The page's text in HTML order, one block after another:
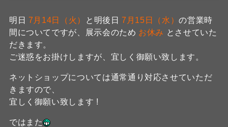
明日 7月14日（火） と明後日 7月15日（水）の営業時
間についてですが、展示会のため お休み とさせていた
だきます。
ご迷惑をお掛けしますが、宜しく御願い致します。
ネットショップについては通常通り対応させていただ
きますので、
宜しく御願い致します !
ではまた